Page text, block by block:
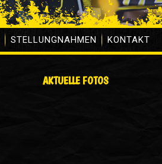
STELLUNGNAHMEN KONTAKT
AKTUELLE FOTOS